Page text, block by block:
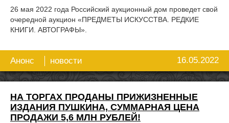
26 мая 2022 года Российский аукционный дом проведет свой
очередной аукцион «ПРЕДМЕТЫ ИСКУССТВА. РЕДКИЕ
КНИГИ. АВТОГРАФЫ».
16.05.2022
Анонс новости
НА ТОРГАХ ПРОДАНЫ ПРИЖИЗНЕННЫЕ
ИЗДАНИЯ ПУШКИНА, СУММАРНАЯ ЦЕНА
ПРОДАЖИ 5,6 МЛН РУБЛЕЙ!